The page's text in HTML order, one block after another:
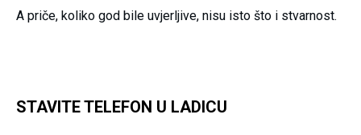
A priče, koliko god bile uvjerljive, nisu isto što i stvarnost.
STAVITE TELEFON U LADICU